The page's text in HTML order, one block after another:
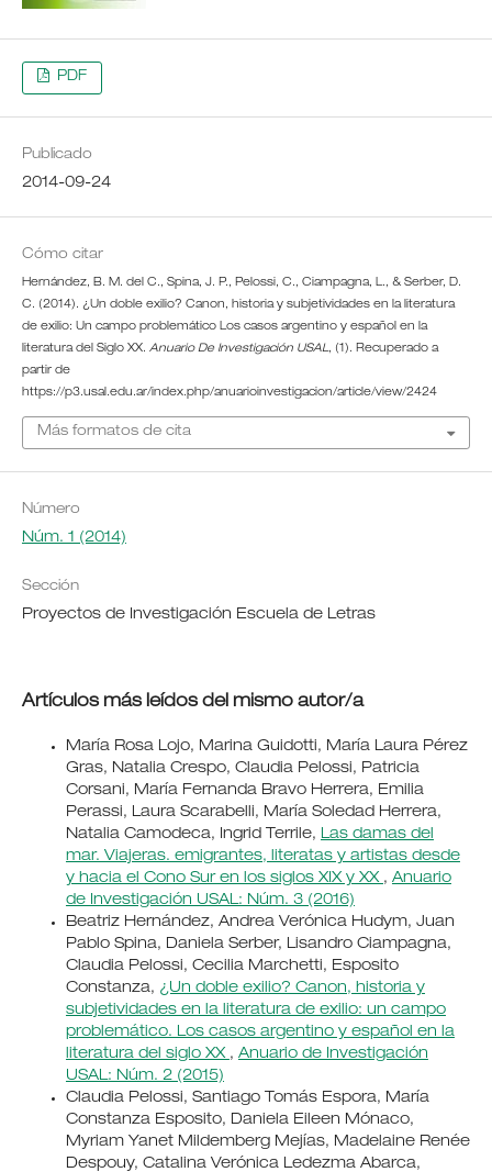
PDF
Publicado
2014-09-24
Cómo citar
Hernández, B. M. del C., Spina, J. P., Pelossi, C., Ciampagna, L., & Serber, D.
C. (2014). ¿Un doble exilio? Canon, historia y subjetividades en la literatura
de exilio: Un campo problemático Los casos argentino y español en la
literatura del Siglo XX. Anuario De Investigación USAL, (1). Recuperado a
partir de
https://p3.usal.edu.ar/index.php/anuarioinvestigacion/article/view/2424
Más formatos de cita
Número
Núm. 1 (2014)
Sección
Proyectos de Investigación Escuela de Letras
Artículos más leídos del mismo autor/a
María Rosa Lojo, Marina Guidotti, María Laura Pérez
Gras, Natalia Crespo, Claudia Pelossi, Patricia
Corsani, María Fernanda Bravo Herrera, Emilia
Perassi, Laura Scarabelli, María Soledad Herrera,
Natalia Camodeca, Ingrid Terrile, Las damas del
mar. Viajeras. emigrantes, literatas y artistas desde
y hacia el Cono Sur en los siglos XIX y XX , Anuario
de Investigación USAL: Núm. 3 (2016)
Beatriz Hernández, Andrea Verónica Hudym, Juan
Pablo Spina, Daniela Serber, Lisandro Ciampagna,
Claudia Pelossi, Cecilia Marchetti, Esposito
Constanza, ¿Un doble exilio? Canon, historia y
subjetividades en la literatura de exilio: un campo
problemático. Los casos argentino y español en la
literatura del siglo XX , Anuario de Investigación
USAL: Núm. 2 (2015)
Claudia Pelossi, Santiago Tomás Espora, María
Constanza Esposito, Daniela Eileen Mónaco,
Myriam Yanet Mildemberg Mejías, Madelaine Renée
Despouy, Catalina Verónica Ledezma Abarca,